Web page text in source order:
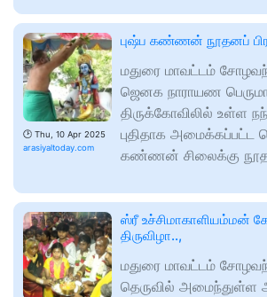
🕑 Thu, 10 Apr 2025
arasiyaltoday.com
புஷ்ப கண்ணன் நூதனப்
மதுரை மாவட்டம்
ஜெனக நாராயண
திருக்கோவிலில் உள்ள
புதிதாக அமைக்கப்பட்ட
கண்ணன் சிலைக்கு
ஸ்ரீ உச்சிமாகாளியம்மன்
திருவிழா..,
மதுரை மாவட்டம்
தெருவில் அமைந்துள்ள